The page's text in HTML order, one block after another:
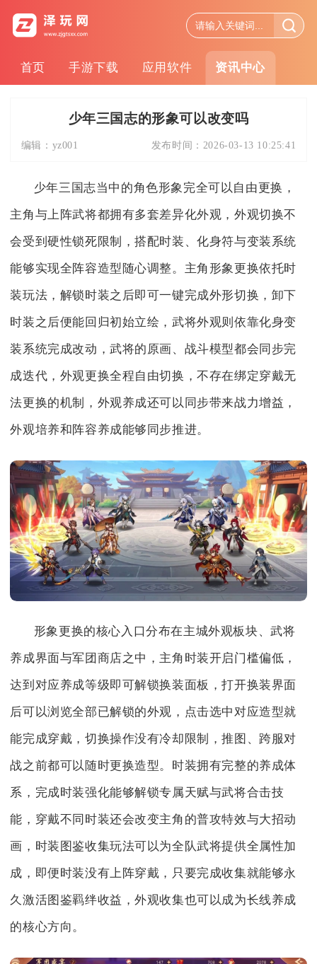
首页 手游下载 应用软件 资讯中心
少年三国志的形象可以改变吗
编辑： yz001 发布时间： 2026-03-13 10:25:41
少年三国志当中的角色形象完全可以自由更换，
主角与上阵武将都拥有多套差异化外观，外观切换不
会受到硬性锁死限制，搭配时装、化身符与变装系统
能够实现全阵容造型随心调整。主角形象更换依托时
装玩法，解锁时装之后即可一键完成外形切换，卸下
时装之后便能回归初始立绘，武将外观则依靠化身变
装系统完成改动，武将的原画、战斗模型都会同步完
成迭代，外观更换全程自由切换，不存在绑定穿戴无
法更换的机制，外观养成还可以同步带来战力增益，
外观培养和阵容养成能够同步推进。
形象更换的核心入口分布在主城外观板块、武将
养成界面与军团商店之中，主角时装开启门槛偏低，
达到对应养成等级即可解锁换装面板，打开换装界面
后可以浏览全部已解锁的外观，点击选中对应造型就
能完成穿戴，切换操作没有冷却限制，推图、跨服对
战之前都可以随时更换造型。时装拥有完整的养成体
系，完成时装强化能够解锁专属天赋与武将合击技
能，穿戴不同时装还会改变主角的普攻特效与大招动
画，时装图鉴收集玩法可以为全队武将提供全属性加
成，即便时装没有上阵穿戴，只要完成收集就能够永
久激活图鉴羁绊收益，外观收集也可以成为长线养成
的核心方向。